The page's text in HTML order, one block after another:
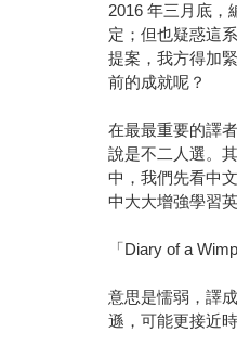
2016 年三月底，
定；但也疑惑這
提案，我方得加
前的成就呢？
在最最重要的譯
說是不二人選。
中，我們先看中
中大大增強學習
「Diary of a
意思是懦弱，譯
遜，可能更接近